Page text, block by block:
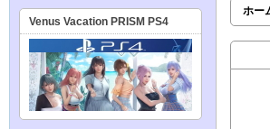
ホー
Venus Vacation PRISM PS4